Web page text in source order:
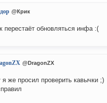
@Крик
перестаёт обновляться инфа :(
@DragonZX
я же просил проверить кавычки ;)